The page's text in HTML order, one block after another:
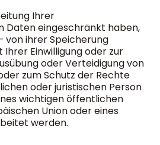
Ihrer
Daten eingeschränkt haben,
von ihrer Speicherung
Einwilligung oder zur
oder Verteidigung von
zum Schutz der Rechte
oder juristischen Person
wichtigen öffentlichen
Union oder eines
werden.